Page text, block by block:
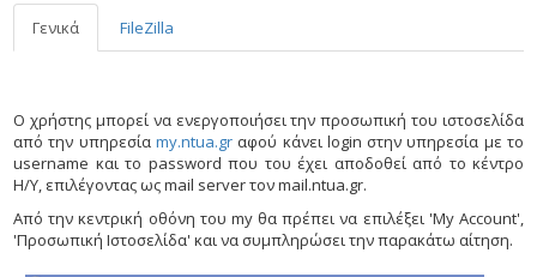
Γενικά FileZilla
Ο χρήστης μπορεί να ενεργοποιήσει την προσωπική του ιστοσελίδα
από την υπηρεσία my.ntua.grαφού κάνει login στην υπηρεσία με το
username και το password που του έχει αποδoθεί από το κέντρο
H/Y, επιλέγοντας ως mail server τον mail.ntua.gr.
Από την κεντρική οθόνη του my θα πρέπει να επιλέξει 'My Account',
'Προσωπική Ιστοσελίδα' και να συμπληρώσει την παρακάτω αίτηση.